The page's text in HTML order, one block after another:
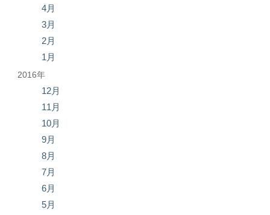
4月
3月
2月
1月
2016年
12月
11月
10月
9月
8月
7月
6月
5月